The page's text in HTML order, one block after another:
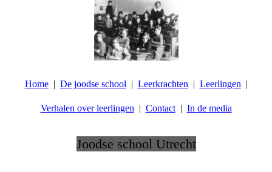
Home De joodse school Leerkrachten Leerlingen
Verhalen over leerlingen Contact In de media
Joodse school Utrecht